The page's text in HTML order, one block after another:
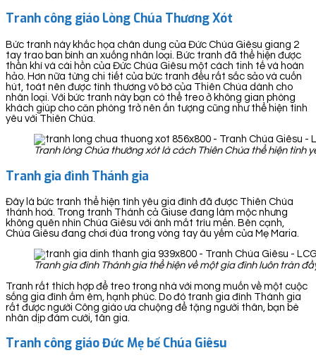
Tranh công giáo Lòng Chúa Thương Xót
Bức tranh này khắc họa chân dung của Đức Chúa Giêsu giang 2
tay trao ban bình an xuống nhân loại. Bức tranh đã thể hiện được
thần khí và cái hồn của Đức Chúa Giêsu một cách tinh tế và hoàn
hảo. Hơn nữa từng chi tiết của bức tranh đều rất sắc sảo và cuốn
hút, toát nên được tình thương vô bờ của Thiên Chúa dành cho
nhân loại. Với bức tranh này bạn có thể treo ở không gian phòng
khách giúp cho căn phòng trở nên ấn tượng cũng như thể hiện tình
yêu với Thiên Chúa.
Tranh lòng Chúa thường xót là cách Thiên Chúa thể hiện tình
Tranh gia đình Thánh gia
Đây là bức tranh thể hiện tình yêu gia đình đã được Thiên Chúa
thánh hoá. Trong tranh Thánh cả Giuse đang làm mộc nhưng
không quên nhìn Chúa Giêsu với ánh mắt trìu mến. Bên cạnh,
Chúa Giêsu đang chơi đùa trong vòng tay âu yếm của Mẹ Maria.
Tranh gia đình Thánh gia thể hiện về một gia đình luôn tràn
Tranh rất thích hợp để treo trong nhà với mong muốn về một cuộc
sống gia đình ấm êm, hạnh phúc. Do đó tranh gia đình Thánh gia
rất được người Công giáo ưa chuộng để tặng người thân, bạn bè
nhân dịp đám cưới, tân gia.
Tranh công giáo Đức Mẹ bế Chúa Giêsu